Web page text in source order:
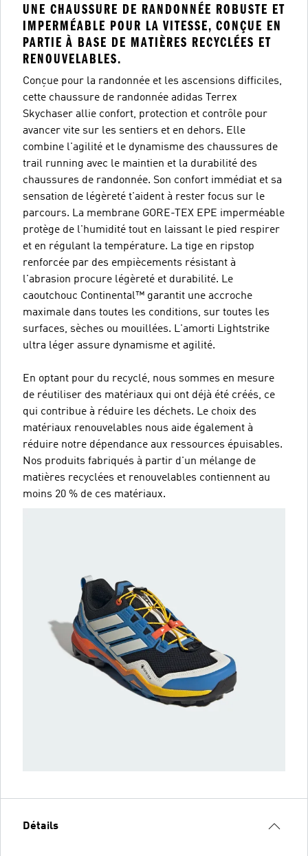
UNE CHAUSSURE DE RANDONNÉE ROBUSTE ET
IMPERMÉABLE POUR LA VITESSE, CONÇUE EN
PARTIE À BASE DE MATIÈRES RECYCLÉES ET
RENOUVELABLES.
Conçue pour la randonnée et les ascensions difficiles,
cette chaussure de randonnée adidas Terrex
Skychaser allie confort, protection et contrôle pour
avancer vite sur les sentiers et en dehors. Elle
combine l'agilité et le dynamisme des chaussures de
trail running avec le maintien et la durabilité des
chaussures de randonnée. Son confort immédiat et sa
sensation de légèreté t'aident à rester focus sur le
parcours. La membrane GORE-TEX EPE imperméable
protège de l'humidité tout en laissant le pied respirer
et en régulant la température. La tige en ripstop
renforcée par des empiècements résistant à
l'abrasion procure légèreté et durabilité. Le
caoutchouc Continental™ garantit une accroche
maximale dans toutes les conditions, sur toutes les
surfaces, sèches ou mouillées. L'amorti Lightstrike
ultra léger assure dynamisme et agilité.
En optant pour du recyclé, nous sommes en mesure
de réutiliser des matériaux qui ont déjà été créés, ce
qui contribue à réduire les déchets. Le choix des
matériaux renouvelables nous aide également à
réduire notre dépendance aux ressources épuisables.
Nos produits fabriqués à partir d'un mélange de
matières recyclées et renouvelables contiennent au
moins 20 % de ces matériaux.
Détails